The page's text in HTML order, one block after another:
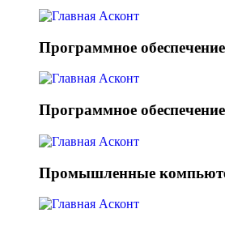
Программное обеспечение
Программное
Промышленные